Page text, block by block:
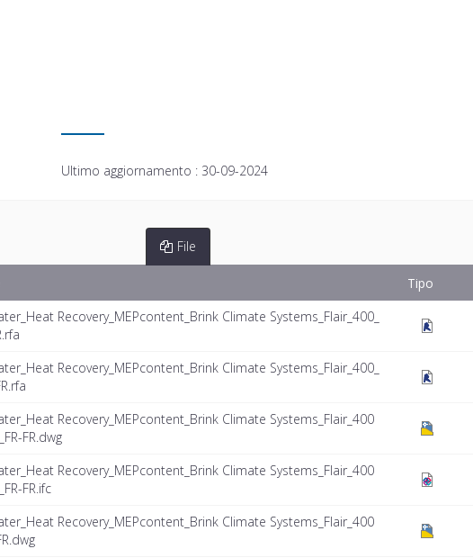
Ultimo aggiornamento : 30-09-2024
File
Tipo
Recovery_MEPcontent_Brink Climate Systems_Flair_400_
Recovery_MEPcontent_Brink Climate Systems_Flair_400_
Recovery_MEPcontent_Brink Climate Systems_Flair_400
FR.dwg
Recovery_MEPcontent_Brink Climate Systems_Flair_400
FR.ifc
Recovery_MEPcontent_Brink Climate Systems_Flair_400